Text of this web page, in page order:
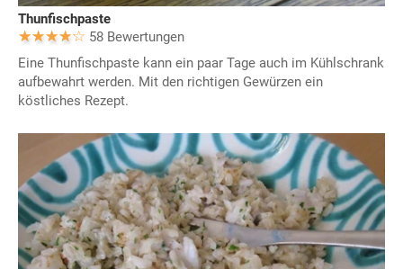
Thunfischpaste
58 Bewertungen
Eine Thunfischpaste kann ein paar Tage auch im Kühlschrank
aufbewahrt werden. Mit den richtigen Gewürzen ein
köstliches Rezept.